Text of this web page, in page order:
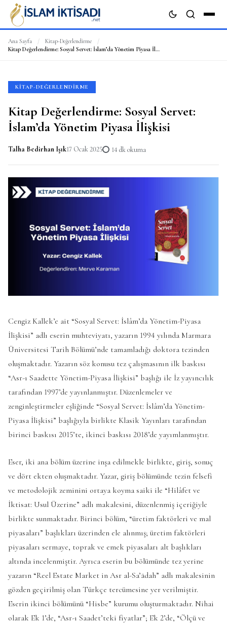
ARA
Ana Sayfa / Kitap-Değerlendirme
/
Kitap Değerlendirme: Sosyal Servet: İslam’da Yönetim Piyasa İlişkisi
KITAP-DEĞERLENDIRME
Kitap Değerlendirme: Sosyal Servet:
İslam’da Yönetim Piyasa İlişkisi
Talha Bedirhan Işık17 Ocak 2025 14 dk okuma
Cengiz Kallek’e ait “Sosyal Servet: İslâm’da Yönetim-Piyasa
İlişkisi” adlı eserin muhteviyatı, yazarın 1994 yılında Marmara
Üniversitesi Tarih Bölümü’nde tamamladığı doktora tezinden
oluşmaktadır. Yazarın söz konusu tez çalışmasının ilk baskısı
“Asr-ı Saadette Yönetim-Piyasa İlişkisi” başlığı ile İz yayıncılık
tarafından 1997’de yayınlanmıştır. Düzenlemeler ve
zenginleştirmeler eşliğinde “Sosyal Servet: İslâm’da Yönetim-
Piyasa İlişkisi” başlığıyla birlikte Klasik Yayınları tarafından
birinci baskısı 2015’te, ikinci baskısı 2018’de yayımlanmıştır.
Eser, iki ana bölüm üzerine inşa edilmekle birlikte, giriş, sonuç
ve dört ekten oluşmaktadır. Yazar, giriş bölümünde tezin felsefi
ve metodolojik zeminini ortaya koyma saiki ile “Hilâfet ve
İktisat: Usul Üzerine” adlı makalesini, düzenlenmiş içeriğiyle
birlikte sunmaktadır. Birinci bölüm, “üretim faktörleri ve mal
piyasaları” başlıkları üzerinden ele alınmış; üretim faktörleri
piyasaları sermaye, toprak ve emek piyasaları alt başlıkları
altında incelenmiştir. Ayrıca eserin bu bölümünde tez yerine
yazarın “Reel Estate Market in Asr al-Sa’ādah” adlı makalesinin
gözden geçirilmiş olan Türkçe tercümesine yer verilmiştir.
Eserin ikinci bölümünü “Hisbe” kurumu oluşturmaktadır. Nihai
olarak Ek 1’de, “Asr-ı Saadet’teki fiyatlar”; Ek 2’de, “Ölçü ve